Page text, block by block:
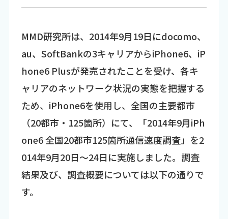
MMD研究所は、2014年9月19日にdocomo、
au、SoftBankの3キャリアからiPhone6、iP
hone6 Plusが発売されたことを受け、各キ
ャリアのネットワーク状況の実態を把握する
ため、iPhone6を使用し、全国の主要都市
（20都市・125箇所）にて、「2014年9月iPh
one6 全国20都市125箇所通信速度調査」を2
014年9月20日～24日に実施しました。調査
結果及び、調査概要については以下の通りで
す。